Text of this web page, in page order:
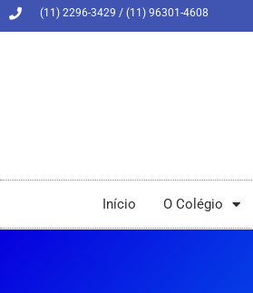
(11) 2296-3429 / (11) 96301-4608
Início O Colégio